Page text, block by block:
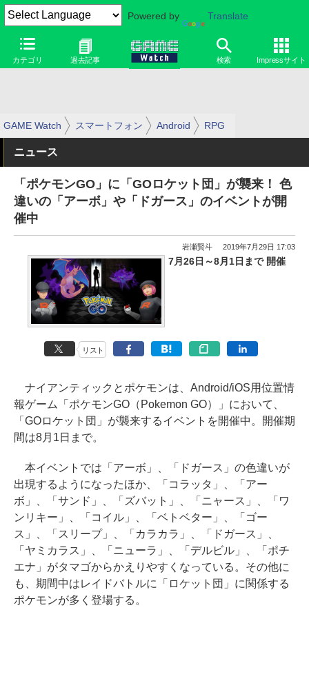
Powered by Translate
カテゴリ 過去記事 検索 Impressサイト
GAME Watch スマートフォン Android RPG
ニュース
「ポケモンGO」に「GOロケット団」が襲来！ 色
違いの「アーボ」や「ドガース」のイベントが開
催中
岩瀬賢斗 2019年7月29日 17:03
7月26日～8月1日まで 開催
リスト
ナイアンティックとポケモンは、Android/iOS用位置情
報ゲーム「ポケモンGO（Pokemon GO）」において、
「GOロケット団」が襲来するイベントを開催中。開催期
間は8月1日まで。
本イベントでは「アーボ」、「ドガース」の色違いが
出現するようになったほか、「コラッタ」、「アー
ボ」、「サンド」、「ズバット」、「ニャース」、「ワ
ンリキー」、「コイル」、「ベトベター」、「ゴー
ス」、「スリープ」、「カラカラ」、「ドガース」、
「ヤミカラス」、「ニューラ」、「デルビル」、「ポチ
エナ」がタマゴからかえりやすくなっている。その他に
も、期間中はレイドバトルに「ロケット団」に関係する
ポケモンが多く登場する。